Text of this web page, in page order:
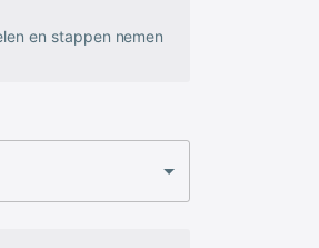
en stappen nemen